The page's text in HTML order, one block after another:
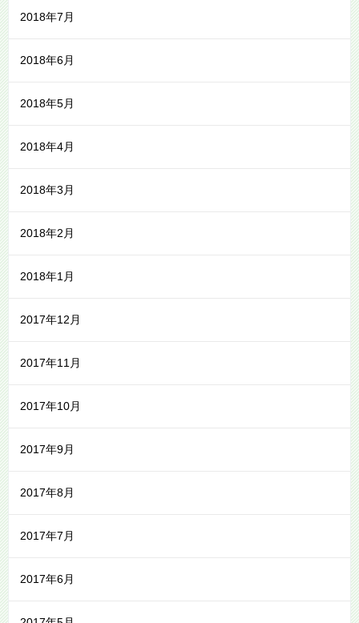
2018年7月
2018年6月
2018年5月
2018年4月
2018年3月
2018年2月
2018年1月
2017年12月
2017年11月
2017年10月
2017年9月
2017年8月
2017年7月
2017年6月